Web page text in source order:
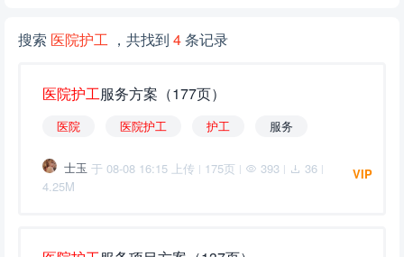
搜索 医院护工 ，共找到 4条记录
医院护工服务方案（177页）
医院 医院护工 护工 服务
士玉 于 08-08 16:15 上传 | 175页 | 393 | 36 |
4.25M
VIP